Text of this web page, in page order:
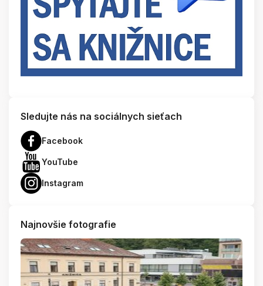
Sledujte nás na sociálnych sieťach
Facebook
YouTube
Instagram
Najnovšie fotografie